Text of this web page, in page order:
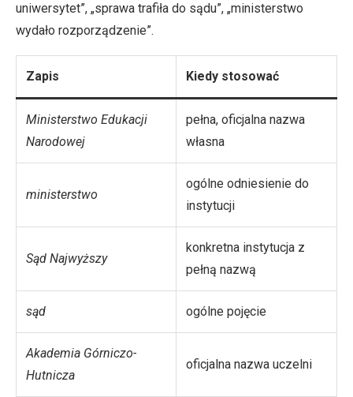
uniwersytet”, „sprawa trafiła do sądu”, „ministerstwo
wydało rozporządzenie”.
Zapis Kiedy stosować
Ministerstwo Edukacji
Narodowej
pełna, oficjalna nazwa
własna
ministerstwo
ogólne odniesienie do
instytucji
Sąd Najwyższy
konkretna instytucja z
pełną nazwą
sąd ogólne pojęcie
Akademia Górniczo-
Hutnicza
oficjalna nazwa uczelni